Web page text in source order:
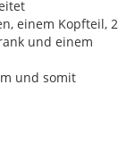
einem Kopfteil, 2
und einem
und somit